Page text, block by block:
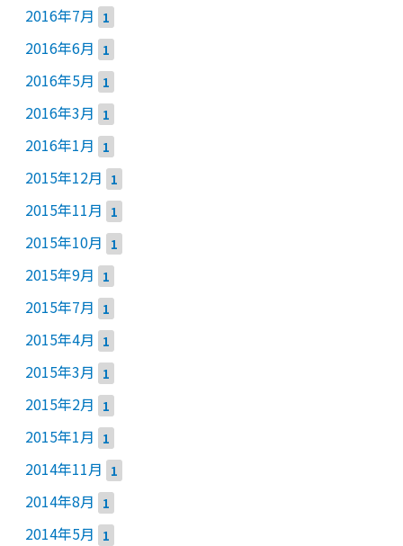
2016年7月 1
2016年6月 1
2016年5月 1
2016年3月 1
2016年1月 1
2015年12月 1
2015年11月 1
2015年10月 1
2015年9月 1
2015年7月 1
2015年4月 1
2015年3月 1
2015年2月 1
2015年1月 1
2014年11月 1
2014年8月 1
2014年5月 1